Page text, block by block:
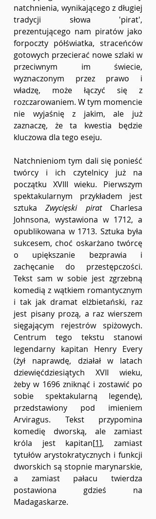
natchnienia, wynikającego z długiej
tradycji słowa 'pirat',
prezentującego nam piratów jako
forpoczty półświatka, straceńców
gotowych przecierać nowe szlaki w
przeciwnym im świecie,
wyznaczonym przez prawo i
władzę, może łączyć się z
rozczarowaniem. W tym momencie
nie wyjaśnię z jakim, ale już
zaznaczę, że ta kwestia będzie
kluczowa dla tego eseju.
Natchnieniom tym dali się ponieść
twórcy i ich czytelnicy już na
początku XVIII wieku. Pierwszym
spektakularnym przykładem jest
sztuka Zwycięski pirat Charlesa
Johnsona, wystawiona w 1712, a
opublikowana w 1713. Sztuka była
sukcesem, choć oskarżano twórcę
o upiększanie bezprawia i
zachęcanie do przestępczości.
Tekst sam w sobie jest zgrzebną
komedią z wątkiem romantycznym
i tak jak dramat elżbietański, raz
jest pisany prozą, a raz wierszem
sięgającym rejestrów spiżowych.
Centrum tego tekstu stanowi
legendarny kapitan Henry Every
(żył naprawdę, działał w latach
dziewięćdziesiątych XVII wieku,
żeby w 1696 zniknąć i zostawić po
sobie spektakularną legendę),
przedstawiony pod imieniem
Arviragus. Tekst przypomina
komedię dworską, ale zamiast
króla jest kapitan[1], zamiast
tytułów arystokratycznych i funkcji
dworskich są stopnie marynarskie,
a zamiast pałacu twierdza
postawiona gdzieś na
Madagaskarze.